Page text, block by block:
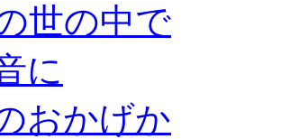
世の中で
に
おかげか